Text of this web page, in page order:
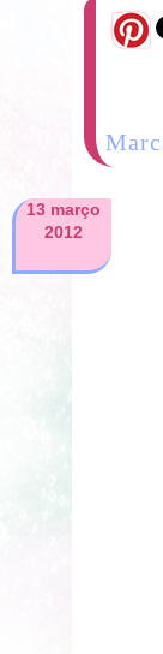
13 março
2012